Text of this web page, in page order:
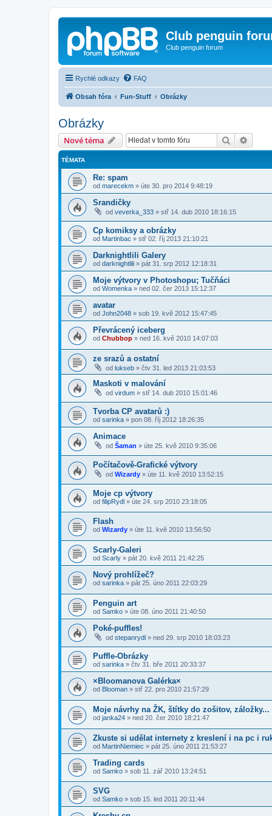
Club penguin
Club penguin forum
Rychlé odkazy FAQ
Obsah fóra Fun-Stuff Obrázky
Obrázky
Nové téma Hledat
TÉMATA
Re: spam
od marecekm » úte 30. pro 2014 9:48:19
Srandičky
od veverka_333 » stř 14. dub 2010 18:16:15
Cp komiksy a obrázky
od Martinbac » stř 02. říj 2013 21:10:21
Darknightlili Galery
od darknightlili » pát 31. srp 2012 12:18:31
Moje výtvory v Photoshopu; Tučňáci
od Womenka » ned 02. čer 2013 15:12:37
avatar
od John2048 » sob 19. kvě 2012 15:47:45
Převrácený iceberg
od Chubbop » ned 16. kvě 2010 14:07:03
ze srazů a ostatní
od lukseb » čtv 31. led 2013 21:03:53
Maskoti v malování
od virdum » stř 14. dub 2010 15:01:46
Tvorba CP avatarů :)
od sarinka » pon 08. říj 2012 18:26:35
Animace
od Šaman » úte 25. kvě 2010 9:35:06
Počítačově-Grafické výtvory
od Wizardy » úte 11. kvě 2010 13:52:15
Moje cp výtvory
od filipRydl » úte 24. srp 2010 23:18:05
Flash
od Wizardy » úte 11. kvě 2010 13:56:50
Scarly-Galeri
od Scarly » pát 20. kvě 2011 21:42:25
Nový prohlížeč?
od sarinka » pát 25. úno 2011 22:03:29
Penguin art
od Samko » úte 08. úno 2011 21:40:50
Poké-puffles!
od stepanrydl » ned 29. srp 2010 18:03:23
Puffle-Obrázky
od sarinka » čtv 31. bře 2011 20:33:37
×Bloomanova Galérka×
od Blooman » stř 22. pro 2010 21:57:29
Moje návrhy na ŽK, štítky do zošitov, záložky...
od janka24 » ned 20. čer 2010 18:21:47
Zkuste si udělat internety z kreslení i na pc i
od MartinNiemiec » pát 25. úno 2011 21:53:27
Trading cards
od Samko » sob 11. zář 2010 13:24:51
SVG
od Samko » sob 15. led 2011 20:11:44